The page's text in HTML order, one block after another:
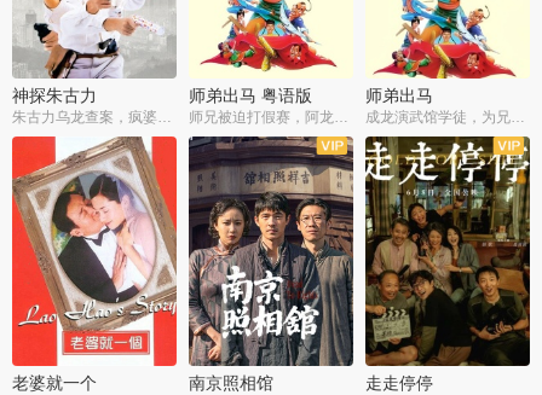
神探朱古力
朱古力乌龙查案，疯婆子神助攻
师弟出马 粤语版
师兄被迫打假赛，阿龙追查斗黑帮
师弟出马
成龙演武馆学徒，为兄搏命战黑道
老婆就一个 南京照相馆 走走停停